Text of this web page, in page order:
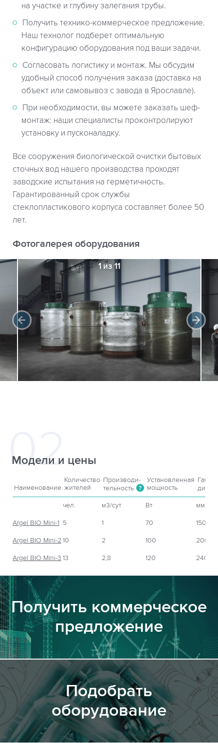
на участке и глубину залегания трубы.
Получить технико-коммерческое предложение.
Наш технолог подберет оптимальную
конфигурацию оборудования под ваши задачи.
Согласовать логистику и монтаж. Мы обсудим
удобный способ получения заказа (доставка на
объект или самовывоз с завода в Ярославле).
При необходимости, вы можете заказать шеф-
монтаж: наши специалисты проконтролируют
установку и пусконаладку.
Все сооружения биологической очистки бытовых
сточных вод нашего производства проходят
заводские испытания на герметичность.
Гарантированный срок службы
стеклопластикового корпуса составляет более 50
лет.
Фотогалерея оборудования
1 из 11
Модели и цены
Количество Производи- Установленная
Наименование жителей тельность ? мощность
чел. м3/сут Вт мм
Argel BIO Mini-1 5 1 70 1500
Argel BIO Mini-2 10 2 100 2000
Argel BIO Mini-3 13 2,8 120 2400
Получить коммерческое
предложение
Подобрать
оборудование